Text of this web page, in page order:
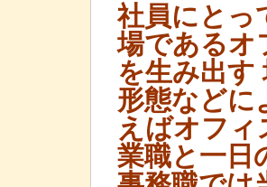
社員にとっ
場であるオ
を生み出す
形態などに
えばオフ
業職と一日